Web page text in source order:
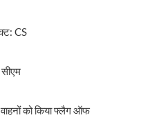
CS
को किया फ्लैग ऑफ